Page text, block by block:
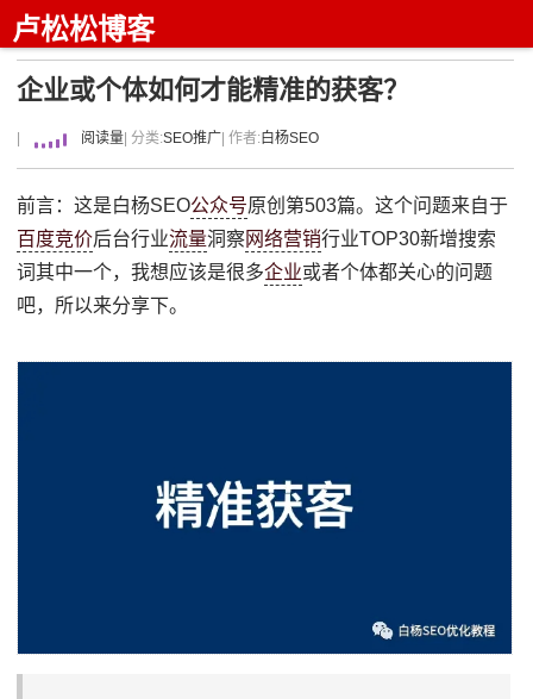
卢松松博客
企业或个体如何才能精准的获客？
阅读量 | 分类:SEO推广 | 作者:白杨SEO
前言：这是白杨SEO公众号原创第503篇。这个问题来自于
百度竞价后台行业流量洞察网络营销行业TOP30新增搜索
词其中一个，我想应该是很多企业或者个体都关心的问题
吧，所以来分享下。